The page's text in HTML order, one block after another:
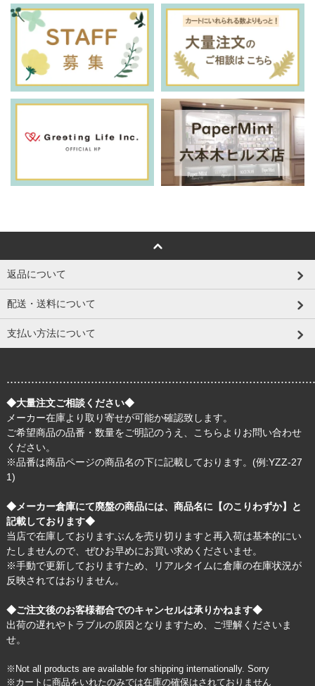
返品について
配送・送料について
支払い方法について
◆大量注文ご相談ください◆
メーカー在庫より取り寄せが可能か確認致します。
ご希望商品の品番・数量をご明記のうえ、
こちら よりお問い合わせ
ください。
※品番は商品ページの商品名の下に記載しております。(例:YZZ-27
1)
◆メーカー倉庫にて廃盤の商品には、商品名に【のこりわずか】と
記載しております◆
当店で在庫しておりますぶんを売り切りますと再入荷は基本的にい
たしませんので、ぜひお早めにお買い求めくださいませ。
※手動で更新しておりますため、リアルタイムに倉庫の在庫状況が
反映されてはおりません。
◆ご注文後のお客様都合でのキャンセルは承りかねます◆
出荷の遅れやトラブルの原因となりますため、ご理解くださいま
せ。
※Not all products are available for shipping internationally. Sorry
※カートに商品をいれたのみでは在庫の確保はされておりません